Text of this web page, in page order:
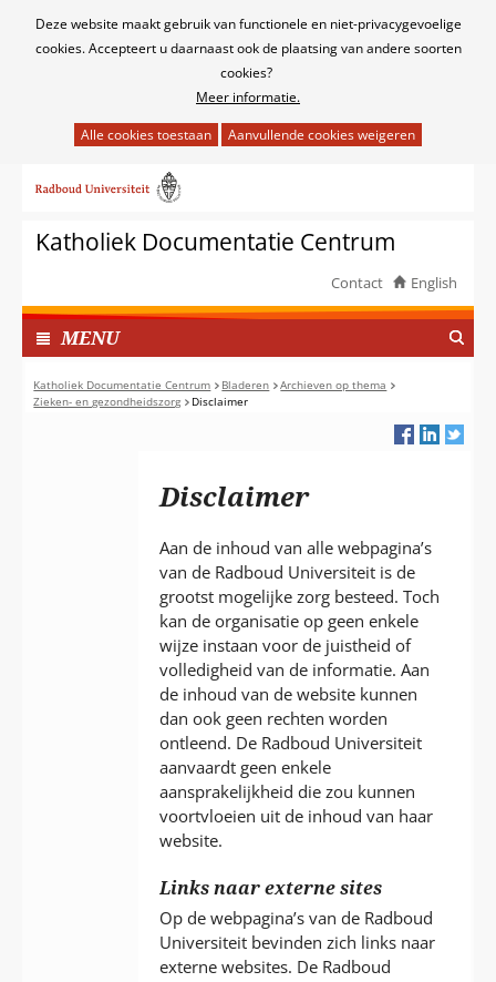
Cookies
Deze website maakt gebruik van functionele en niet-privacygevoelige
cookies. Accepteert u daarnaast ook de plaatsing van andere soorten
cookies?
Meer informatie.
het
van
cookies
deze
website
worden
toegestaan
of
naar
inhoudKatholiek Documentatie Centrum
Contact English
MENUI
N
G
E
Katholiek Documentatie Centrum Bladeren
Archieven op thema
Zieken- en gezondheidszorg
Disclaimer
Disclaimer
Aan de inhoud van alle webpagina’s
van de Radboud Universiteit is de
grootst mogelijke zorg besteed. Toch
kan de organisatie op geen enkele
wijze instaan voor de juistheid of
volledigheid van de informatie. Aan
de inhoud van de website kunnen
dan ook geen rechten worden
ontleend. De Radboud Universiteit
aanvaardt geen enkele
aansprakelijkheid die zou kunnen
voortvloeien uit de inhoud van haar
website.
Links naar externe sites
Op de webpagina’s van de Radboud
Universiteit bevinden zich links naar
externe websites. De Radboud